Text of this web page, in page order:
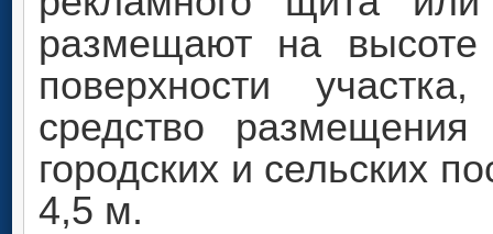
размещают на
поверхности
средство
городских и сельских
4,5 м.